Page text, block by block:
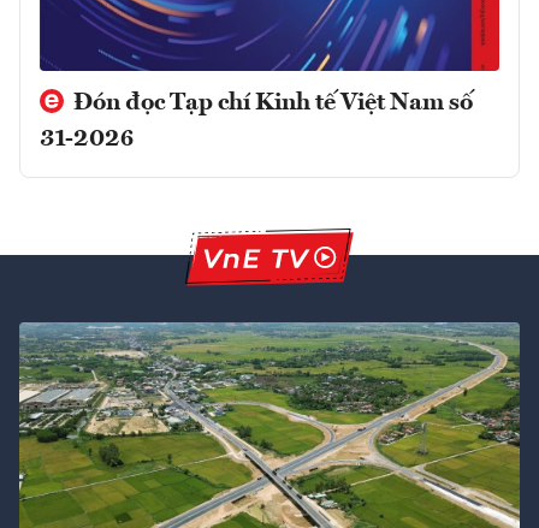
Đón đọc Tạp chí Kinh tế Việt Nam số
31-2026